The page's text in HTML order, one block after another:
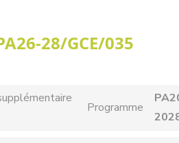
28/GCE/035
Programme